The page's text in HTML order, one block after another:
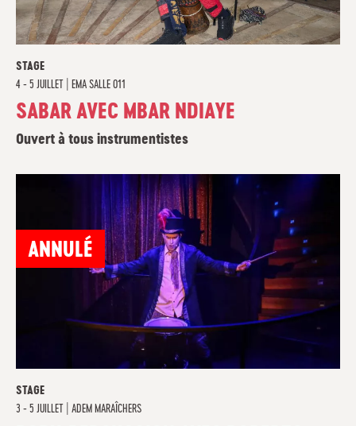
STAGE
4 - 5 JUILLET
EMA SALLE 011
SABAR AVEC MBAR NDIAYE
Ouvert à tous instrumentistes
ANNULÉ
STAGE
3 - 5 JUILLET
ADEM MARAÎCHERS